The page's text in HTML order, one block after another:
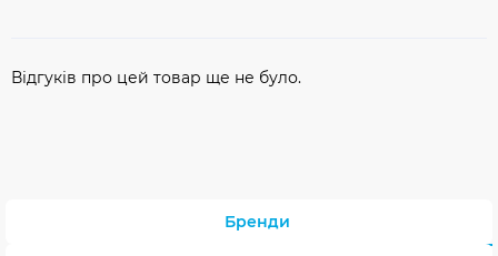
Відгуків про цей товар ще не було.
Бренди